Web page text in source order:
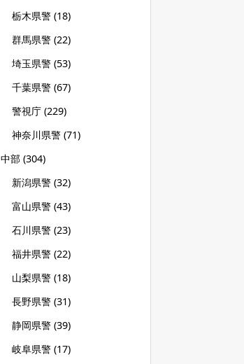
栃木県警 (18)
群馬県警 (22)
埼玉県警 (53)
千葉県警 (67)
警視庁 (229)
神奈川県警 (71)
中部 (304)
新潟県警 (32)
富山県警 (43)
石川県警 (23)
福井県警 (22)
山梨県警 (18)
長野県警 (31)
静岡県警 (39)
岐阜県警 (17)